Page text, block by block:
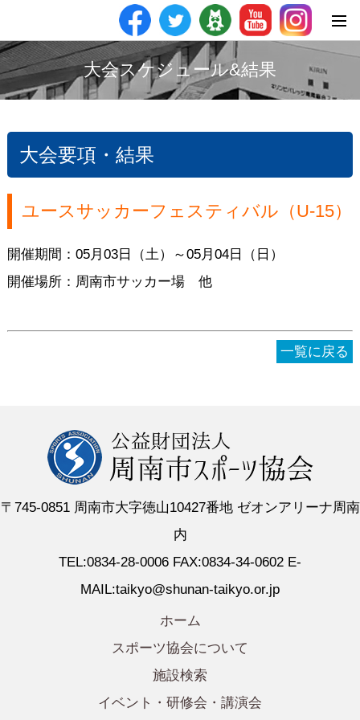
大会スケジュール&結果
大会要項・結果
ユースサッカーフェスティバル（U-15）
開催期間：05月03日（土）～05月04日（日）
開催場所：周南市サッカー場 他
一覧に戻る
〒745-0851 周南市大字徳山10427番地 ゼオンアリーナ周南
内
TEL:0834-28-0006 FAX:0834-34-0602 E-
MAIL:taikyo@shunan-taikyo.or.jp
ホーム
スポーツ協会について
施設検索
イベント・研修会・講演会